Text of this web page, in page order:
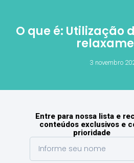
O que é: Utilização
3 novembro
Entre para nossa lista e
conteúdos exclusivos e
prioridade